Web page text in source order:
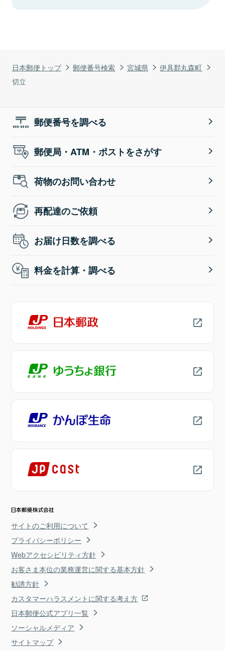
日本郵便トップ 郵便番号検索 宮城県
伊具郡丸森町
切立
郵便番号を調べる
郵便局・ATM・ポストをさがす
荷物のお問い合わせ
再配達のご依頼
お届け日数を調べる
料金を計算・調べる
サイトのご利用について
プライバシーポリシー
Webアクセシビリティ方針
お客さま本位の業務運営に関する基本方針
勧誘方針
カスタマーハラスメントに関する考え方
日本郵便公式アプリ一覧
ソーシャルメディア
サイトマップ